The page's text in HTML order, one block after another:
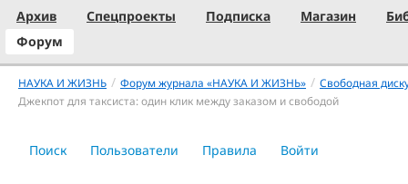
Архив
Спецпроекты Подписка Магазин
Форум
НАУКА И ЖИЗНЬ / Форум журнала «НАУКА И ЖИЗНЬ» / Свободная
Джекпот для таксиста: один клик между заказом и свободой
Поиск Пользователи Правила Войти